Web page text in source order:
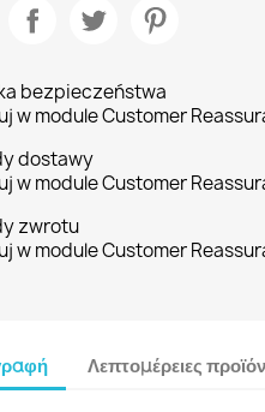
bezpieczeństwa
w module Customer
dostawy
w module Customer
zwrotu
w module Customer
Λεπτομέρειες